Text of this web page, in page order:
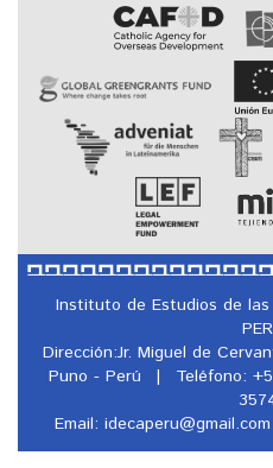
Instituto de Estudios de
Dirección:Jr. Miguel de
Puno - Perú
| Teléfono:
Email: idecaperu@